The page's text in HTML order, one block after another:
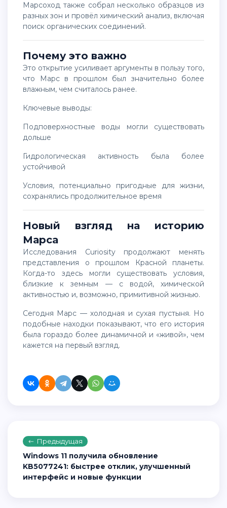
Марсоход также собрал несколько образцов из
разных зон и провёл химический анализ, включая
поиск органических соединений.
Почему это важно
Это открытие усиливает аргументы в пользу того,
что Марс в прошлом был значительно более
влажным, чем считалось ранее.
Ключевые выводы:
подповерхностные воды могли существовать
дольше
гидрологическая активность была более
устойчивой
условия, потенциально пригодные для жизни,
сохранялись продолжительное время
Новый взгляд на историю
Марса
Исследования Curiosity продолжают менять
представления о прошлом Красной планеты.
Когда-то здесь могли существовать условия,
близкие к земным — с водой, химической
активностью и, возможно, примитивной жизнью.
Сегодня Марс — холодная и сухая пустыня. Но
подобные находки показывают, что его история
была гораздо более динамичной и «живой», чем
кажется на первый взгляд.
Предыдущая
Windows 11 получила обновление
KB5077241: быстрее отклик, улучшенный
интерфейс и новые функции